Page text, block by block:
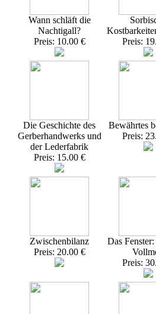
Wann schläft die
Nachtigall?
Preis: 10.00 €
Preis:
Die Geschichte des
Gerberhandwerks und
der Lederfabrik
Preis: 15.00 €
Bewährtes
Preis:
Zwischenbilanz
Preis: 20.00 €
Das
Preis: